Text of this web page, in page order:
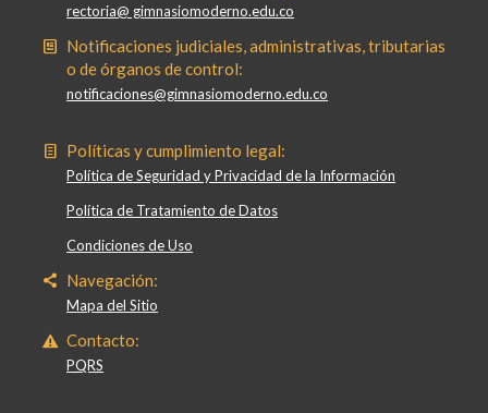
rectoria@ gimnasiomoderno.edu.co
Notificaciones judiciales, administrativas, tributarias
o de órganos de control:
notificaciones@gimnasiomoderno.edu.co
Políticas y cumplimiento legal:
Política de Seguridad y Privacidad de la Información
Política de Tratamiento de Datos
Condiciones de Uso
Navegación:
Mapa del Sitio
Contacto:
PQRS